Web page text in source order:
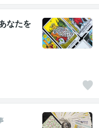
なたを